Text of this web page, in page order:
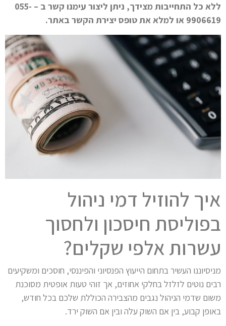
ללא כל התחייבות מצידך, ניתן ליצור עימנו קשר ב – 055-
9906619 או למלא את טופס יצירת הקשר באתר.
איך להוזיל דמי ניהול
בפוליסת חיסכון ולחסוך
עשרות אלפי שקלים?
מניסיוננו העשיר בתחום הייעוץ הפנסיוני והפיננסי, חוסכים ומשקיעים
רבים נוטים לזלזל בחלקי אחוזים, אך זוהי טעות אופטית מסוכנת
משום שדמי הניהול נגבים מהצבירה הכוללת שלכם בכל חודש,
באופן קבוע, בין אם השוק עלה ובין אם השוק ירד.